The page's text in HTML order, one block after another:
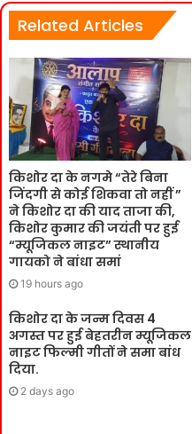
Related Articles
किशोर दा के नगमे “तेरे बिना
जिंदगी से कोई शिकवा तो नहीं ”
ने किशोर दा की याद ताजा की,
किशोर कुमार की जयंती पर हुई
“म्यूजिकल नाइट” स्थानीय
गायको ने बांधा समां
19 hours ago
किशोर दा के जन्म दिवस 4
अगस्त पर हुई बेहतरीन म्यूजिकल
नाइट फिल्मी गीतों ने समा बांध
दिया.
2 days ago